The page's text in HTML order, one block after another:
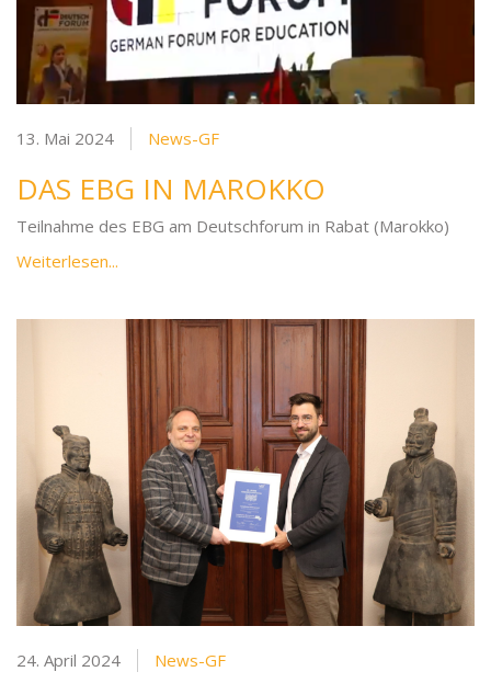
13. Mai 2024 News-GF
DAS EBG IN MAROKKO
Teilnahme des EBG am Deutschforum in Rabat (Marokko)
Weiterlesen...
24. April 2024 News-GF